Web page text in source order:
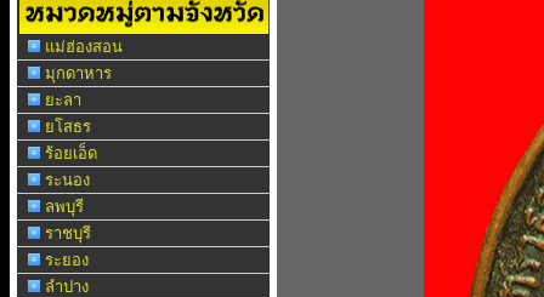
แม่ฮ่องสอน
มุกดาหาร
ยะลา
ยโสธร
ร้อยเอ็ด
ระนอง
ลพบุรี
ราชบุรี
ระยอง
ลำปาง